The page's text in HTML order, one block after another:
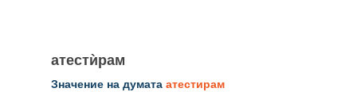
атестѝрам
Значение на думата атестирам